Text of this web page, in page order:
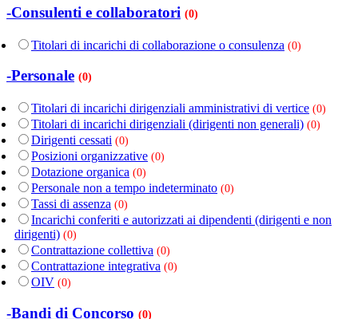
-Consulenti e collaboratori (0)
Titolari di incarichi di collaborazione o consulenza (0)
-Personale (0)
Titolari di incarichi dirigenziali amministrativi di vertice (0)
Titolari di incarichi dirigenziali (dirigenti non generali) (0)
Dirigenti cessati (0)
Posizioni organizzative (0)
Dotazione organica (0)
Personale non a tempo indeterminato (0)
Tassi di assenza (0)
Incarichi conferiti e autorizzati ai dipendenti (dirigenti e non
dirigenti) (0)
Contrattazione collettiva (0)
Contrattazione integrativa (0)
OIV (0)
-Bandi di Concorso (0)